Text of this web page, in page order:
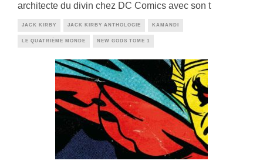
architecte du divin chez DC Comics avec son t
JACK KIRBY JACK KIRBY ANTHOLOGIE KAMANDI
LE QUATRIÈME MONDE NEW GODS TOME 1